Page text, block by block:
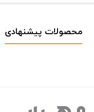
محصولات پیشنهادی